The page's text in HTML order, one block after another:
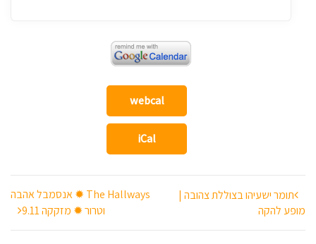
webcal
iCal
ניווט
תומר ישעיהו בצוללת צהובה |
מופע להקה
The Hallways ✹ אנסמבל אהבה
וטרור ✹ מזקקה 9.11